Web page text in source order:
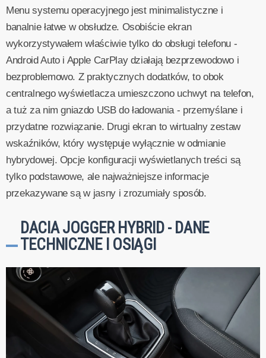
Menu systemu operacyjnego jest minimalistyczne i
banalnie łatwe w obsłudze. Osobiście ekran
wykorzystywałem właściwie tylko do obsługi telefonu -
Android Auto i Apple CarPlay działają bezprzewodowo i
bezproblemowo. Z praktycznych dodatków, to obok
centralnego wyświetlacza umieszczono uchwyt na telefon,
a tuż za nim gniazdo USB do ładowania - przemyślane i
przydatne rozwiązanie. Drugi ekran to wirtualny zestaw
wskaźników, który występuje wyłącznie w odmianie
hybrydowej. Opcje konfiguracji wyświetlanych treści są
tylko podstawowe, ale najważniejsze informacje
przekazywane są w jasny i zrozumiały sposób.
DACIA JOGGER HYBRID - DANE
TECHNICZNE I OSIĄGI